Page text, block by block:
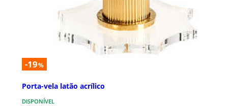
-19%
Porta-vela latão acrílico
DISPONÍVEL